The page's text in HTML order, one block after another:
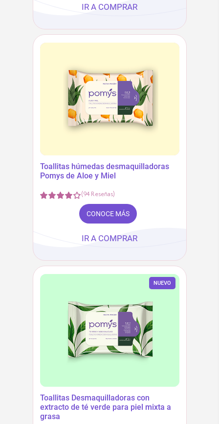
IR A COMPRAR
Toallitas húmedas desmaquilladoras
Pomys de Aloe y Miel
(94 Reseñas)
CONOCE MÁS
IR A COMPRAR
NUEVO
Toallitas Desmaquilladoras con
extracto de té verde para piel mixta a
grasa